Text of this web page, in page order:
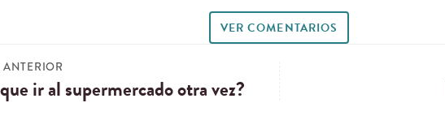
VER COMENTARIOS
ir al supermercado otra vez?